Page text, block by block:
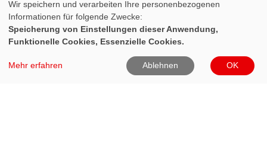
Wir speichern und verarbeiten Ihre personenbezogenen
Informationen für folgende Zwecke:
Speicherung von Einstellungen dieser Anwendung,
Funktionelle Cookies, Essenzielle Cookies.
Mehr erfahren Ablehnen OK